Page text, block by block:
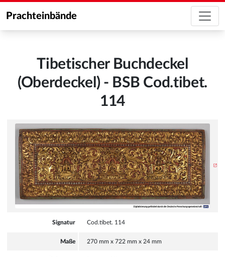
Prachteinbände
Tibetischer Buchdeckel
(Oberdeckel) - BSB Cod.tibet.
114
Signatur Cod.tibet. 114
Maße 270 mm x 722 mm x 24 mm